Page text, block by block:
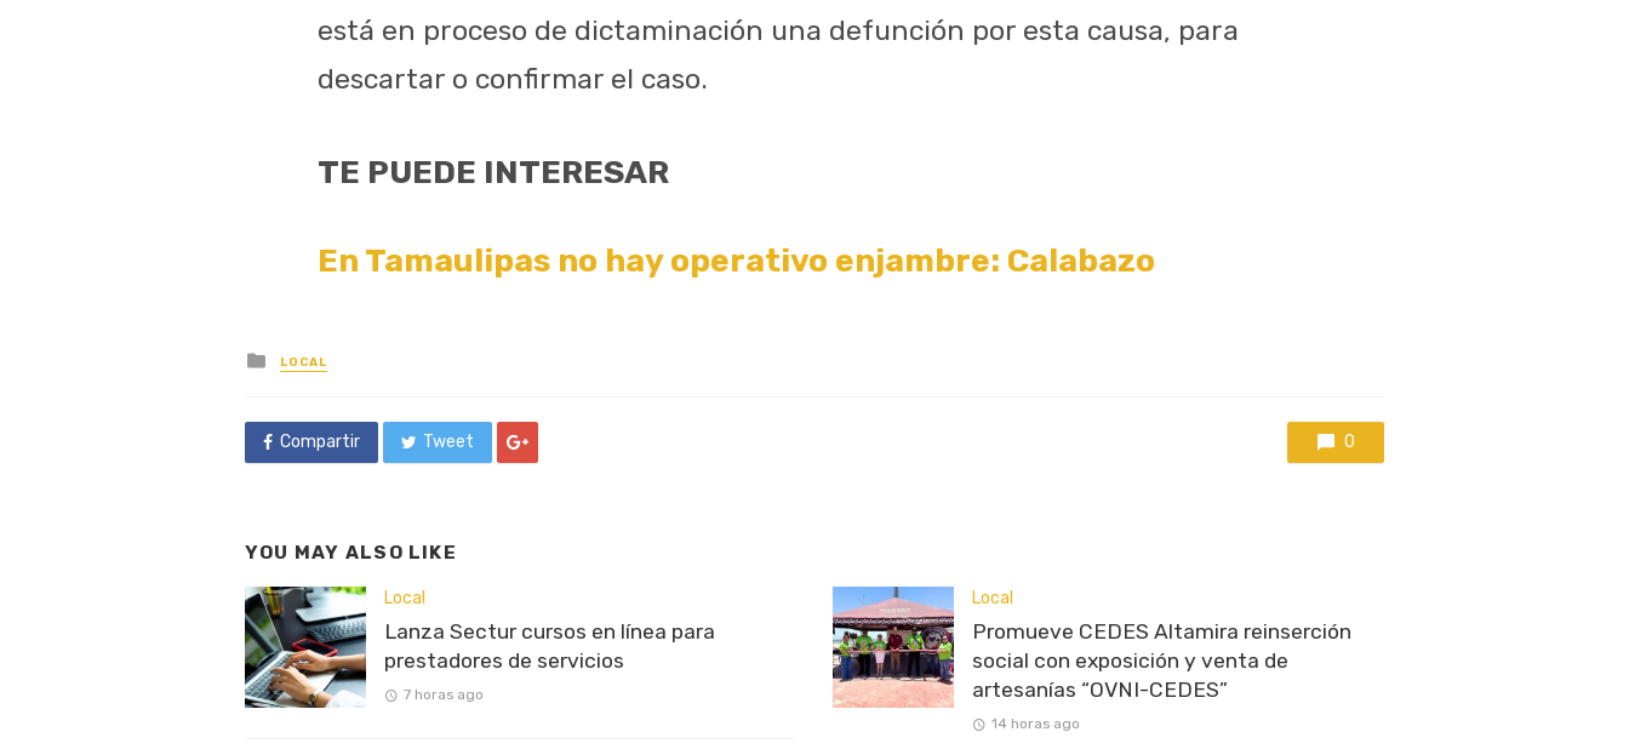
está en proceso de dictaminación una defunción por esta causa, para
descartar o confirmar el caso.
TE PUEDE INTERESAR
En Tamaulipas no hay operativo enjambre: Calabazo
Posted
in
LOCAL
Compartir Tweet 0
YOU MAY ALSO LIKE
Local
Lanza Sectur cursos en línea para
prestadores de servicios
7 horas ago
Local
Promueve CEDES Altamira reinserción
social con exposición y venta de
artesanías “OVNI-CEDES”
14 horas ago